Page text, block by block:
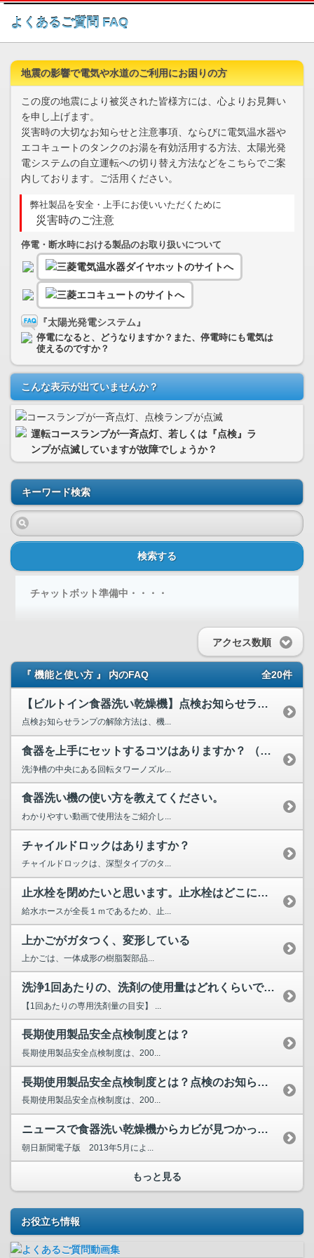
このページの本文へ
よくあるご質問 FAQ
地震の影響で電気や水道のご利用にお困りの方
この度の地震により被災された皆様方には、心よりお見舞い
を申し上げます。
災害時の大切なお知らせと注意事項、ならびに電気温水器や
エコキュートのタンクのお湯を有効活用する方法、太陽光発
電システムの自立運転への切り替え方法などをこちらでご案
内しております。ご活用ください。
弊社製品を安全・上手にお使いいただくために
災害時のご注意
停電・断水時における製品のお取り扱いについて
『太陽光発電システム』
停電になると、どうなりますか？また、停電時にも電気は
使えるのですか？
こんな表示が出ていませんか？
運転コースランプが一斉点灯、若しくは『点検』ラ
ンプが点滅していますが故障でしょうか？
キーワード検索
検索する
チャットボット準備中・・・・
アクセス数順
『 機能と使い方 』 内のFAQ 全20件
【ビルトイン食器洗い乾燥機】点検お知らせランプの解除方法を...
点検お知らせランプの解除方法は、機...
食器を上手にセットするコツはありますか？ （洗い上がりを良...
洗浄槽の中央にある回転タワーノズル...
食器洗い機の使い方を教えてください。
わかりやすい動画で使用法をご紹介し...
チャイルドロックはありますか？
チャイルドロックは、深型タイプのタ...
止水栓を閉めたいと思います。止水栓はどこにありますか？
給水ホースが全長１ｍであるため、止...
上かごがガタつく、変形している
上かごは、一体成形の樹脂製部品...
洗浄1回あたりの、洗剤の使用量はどれくらいですか？
【1回あたりの専用洗剤量の目安】 ...
長期使用製品安全点検制度とは？
長期使用製品安全点検制度は、200...
長期使用製品安全点検制度とは？点検のお知らせが届きましたが...
長期使用製品安全点検制度は、200...
ニュースで食器洗い乾燥機からカビが見つかったと聞いたが、大...
朝日新聞電子版 2013年5月によ...
もっと見る
お役立ち情報